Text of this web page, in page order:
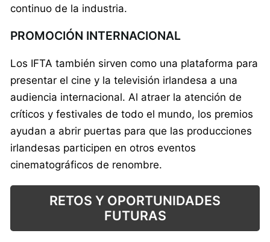
continuo de la industria.
PROMOCIÓN INTERNACIONAL
Los IFTA también sirven como una plataforma para
presentar el cine y la televisión irlandesa a una
audiencia internacional. Al atraer la atención de
críticos y festivales de todo el mundo, los premios
ayudan a abrir puertas para que las producciones
irlandesas participen en otros eventos
cinematográficos de renombre.
RETOS Y OPORTUNIDADES
FUTURAS